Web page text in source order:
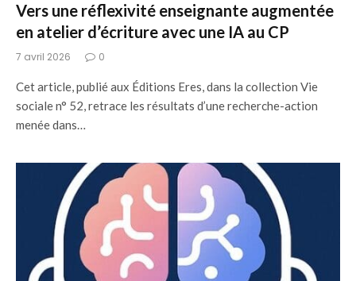
Vers une réflexivité enseignante augmentée
en atelier d’écriture avec une IA au CP
7 avril 2026 0
Cet article, publié aux Éditions Eres, dans la collection Vie
sociale n° 52, retrace les résultats d’une recherche-action
menée dans…